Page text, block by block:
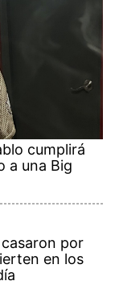
cumplirá
a una Big
por
en los